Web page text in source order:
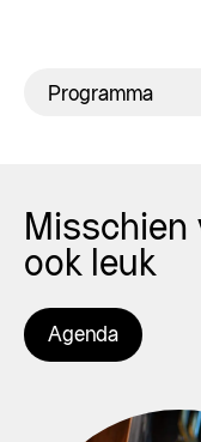
Programma
ook leuk
Agenda